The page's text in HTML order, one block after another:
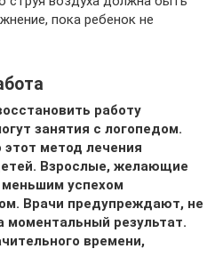
пока ребенок не
работу
занятия с логопедом.
метод лечения
Взрослые, желающие
меньшим успехом
Врачи предупреждают, не
моментальный результат.
времени,